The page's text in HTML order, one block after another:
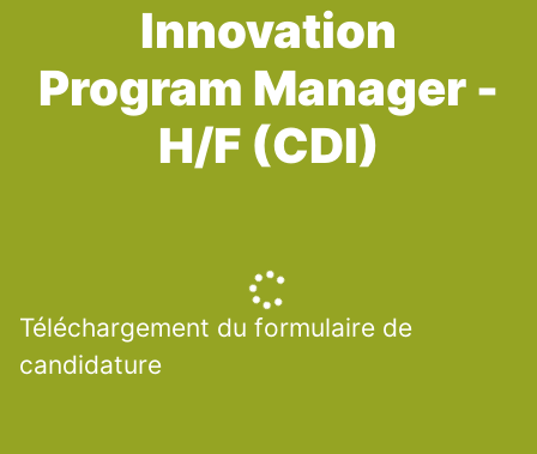
Innovation
Program Manager -
H/F (CDI)
Téléchargement du formulaire de
candidature